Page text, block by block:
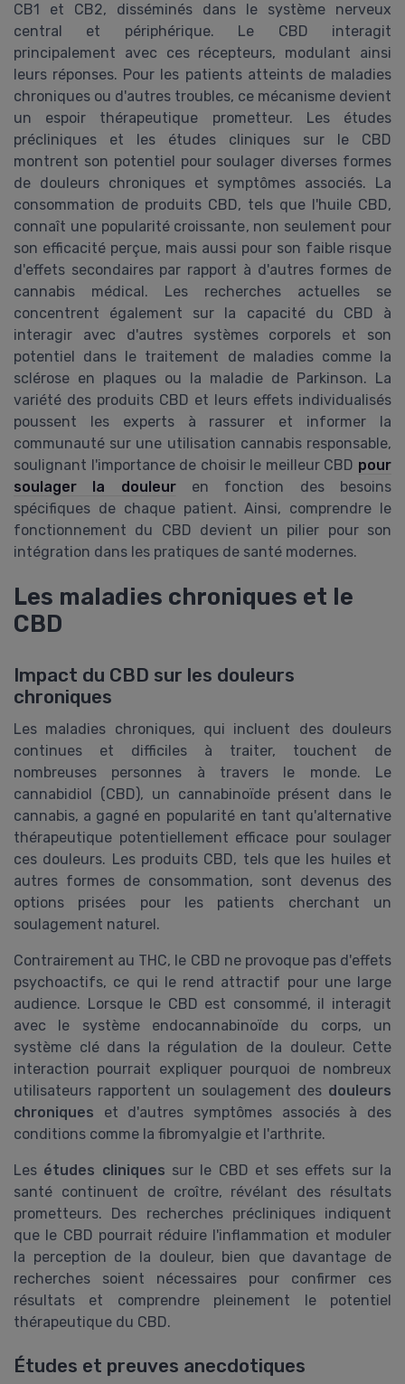
CB1 et CB2, disséminés dans le système nerveux
central et périphérique. Le CBD interagit
principalement avec ces récepteurs, modulant ainsi
leurs réponses. Pour les patients atteints de maladies
chroniques ou d'autres troubles, ce mécanisme devient
un espoir thérapeutique prometteur. Les études
précliniques et les études cliniques sur le CBD
montrent son potentiel pour soulager diverses formes
de douleurs chroniques et symptômes associés. La
consommation de produits CBD, tels que l'huile CBD,
connaît une popularité croissante, non seulement pour
son efficacité perçue, mais aussi pour son faible risque
d'effets secondaires par rapport à d'autres formes de
cannabis médical. Les recherches actuelles se
concentrent également sur la capacité du CBD à
interagir avec d'autres systèmes corporels et son
potentiel dans le traitement de maladies comme la
sclérose en plaques ou la maladie de Parkinson. La
variété des produits CBD et leurs effets individualisés
poussent les experts à rassurer et informer la
communauté sur une utilisation cannabis responsable,
soulignant l'importance de choisir le meilleur CBD pour
soulager la douleuren fonction des besoins
spécifiques de chaque patient. Ainsi, comprendre le
fonctionnement du CBD devient un pilier pour son
intégration dans les pratiques de santé modernes.
Les maladies chroniques et le
CBD
Impact du CBD sur les douleurs
chroniques
Les maladies chroniques, qui incluent des douleurs
continues et difficiles à traiter, touchent de
nombreuses personnes à travers le monde. Le
cannabidiol (CBD), un cannabinoïde présent dans le
cannabis, a gagné en popularité en tant qu'alternative
thérapeutique potentiellement efficace pour soulager
ces douleurs. Les produits CBD, tels que les huiles et
autres formes de consommation, sont devenus des
options prisées pour les patients cherchant un
soulagement naturel.
Contrairement au THC, le CBD ne provoque pas d'effets
psychoactifs, ce qui le rend attractif pour une large
audience. Lorsque le CBD est consommé, il interagit
avec le système endocannabinoïde du corps, un
système clé dans la régulation de la douleur. Cette
interaction pourrait expliquer pourquoi de nombreux
utilisateurs rapportent un soulagement des douleurs
chroniques et d'autres symptômes associés à des
conditions comme la fibromyalgie et l'arthrite.
Les études cliniques sur le CBD et ses effets sur la
santé continuent de croître, révélant des résultats
prometteurs. Des recherches précliniques indiquent
que le CBD pourrait réduire l'inflammation et moduler
la perception de la douleur, bien que davantage de
recherches soient nécessaires pour confirmer ces
résultats et comprendre pleinement le potentiel
thérapeutique du CBD.
Études et preuves anecdotiques